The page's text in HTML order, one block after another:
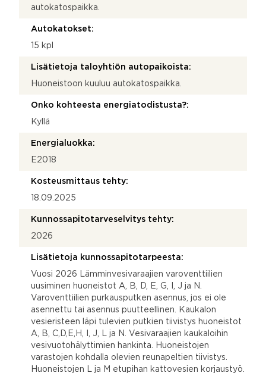
autokatospaikka.
Autokatokset:
15 kpl
Lisätietoja taloyhtiön autopaikoista:
Huoneistoon kuuluu autokatospaikka.
Onko kohteesta energiatodistusta?:
Kyllä
Energialuokka:
E2018
Kosteusmittaus tehty:
18.09.2025
Kunnossapitotarveselvitys tehty:
2026
Lisätietoja kunnossapitotarpeesta:
Vuosi 2026 Lämminvesivaraajien varoventtiilien
uusiminen huoneistot A, B, D, E, G, I, J ja N.
Varoventtiilien purkausputken asennus, jos ei ole
asennettu tai asennus puutteellinen. Kaukalon
vesieristeen läpi tulevien putkien tiivistys huoneistot
A, B, C,D,E,H, I, J, L ja N. Vesivaraajien kaukaloihin
vesivuotohälyttimien hankinta. Huoneistojen
varastojen kohdalla olevien reunapeltien tiivistys.
Huoneistojen L ja M etupihan kattovesien korjaustyö.